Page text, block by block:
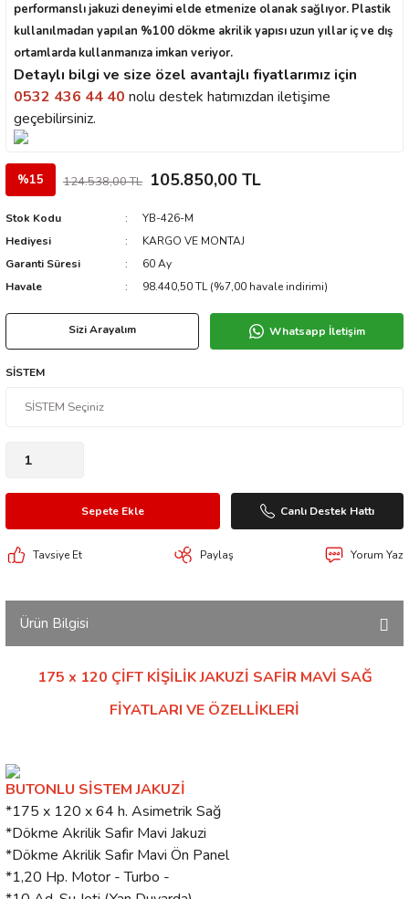
performanslı jakuzi deneyimi elde etmenize olanak sağlıyor. Plastik
kullanılmadan yapılan %100 dökme akrilik yapısı uzun yıllar iç ve dış
ortamlarda kullanmanıza imkan veriyor.
Detaylı bilgi ve size özel avantajlı fiyatlarımız için
0532 436 44 40 nolu destek hatımızdan iletişime
geçebilirsiniz.
%15 124.538,00 TL 105.850,00 TL
Stok Kodu
YB-426-M
Hediyesi
KARGO VE MONTAJ
Garanti Süresi
60 Ay
Havale
98.440,50 TL (%7,00 havale indirimi)
Sizi Arayalım Whatsapp İletişim
SİSTEM
Sepete Ekle Canlı Destek Hattı
Tavsiye Et Paylaş Yorum Yaz
Ürün Bilgisi
175 x 120 ÇİFT KİŞİLİK JAKUZİ SAFİR MAVİ SAĞ
FİYATLARI VE ÖZELLİKLERİ
BUTONLU SİSTEM JAKUZİ
*175 x 120 x 64 h. Asimetrik Sağ
*Dökme Akrilik Safir Mavi Jakuzi
*Dökme Akrilik Safir Mavi Ön Panel
*1,20 Hp. Motor - Turbo -